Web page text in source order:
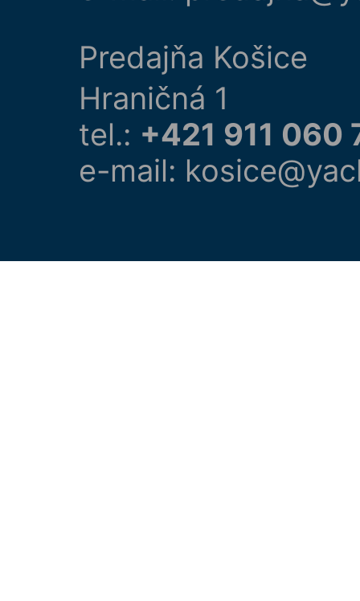
Predajňa Košice
Hraničná 1
tel.: +421 911 060
e-mail: